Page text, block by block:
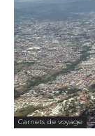
Carnets de voyage